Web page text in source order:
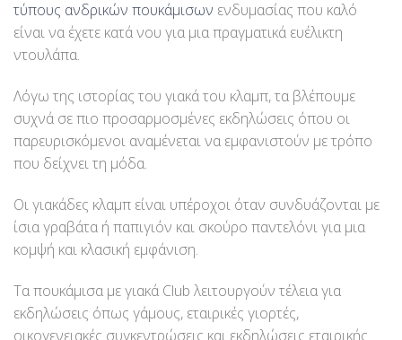
τύπους ανδρικών πουκάμισων ενδυμασίας που καλό
είναι να έχετε κατά νου για μια πραγματικά ευέλικτη
ντουλάπα.
Λόγω της ιστορίας του γιακά του κλαμπ, τα βλέπουμε
συχνά σε πιο προσαρμοσμένες εκδηλώσεις όπου οι
παρευρισκόμενοι αναμένεται να εμφανιστούν με τρόπο
που δείχνει τη μόδα.
Οι γιακάδες κλαμπ είναι υπέροχοι όταν συνδυάζονται με
ίσια γραβάτα ή παπιγιόν και σκούρο παντελόνι για μια
κομψή και κλασική εμφάνιση.
Τα πουκάμισα με γιακά Club λειτουργούν τέλεια για
εκδηλώσεις όπως γάμους, εταιρικές γιορτές,
οικογενειακές συγκεντρώσεις και εκδηλώσεις εταιρικής